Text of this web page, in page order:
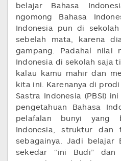
belajar Bahasa
ngomong Bahasa
Indonesia pun di
sebelah mata, karena
gampang. Padahal nilai
Indonesia di sekolah saja
kalau kamu mahir dan
kita ini. Karenanya di
Sastra Indonesia (PBSI)
pengetahuan Bahasa
pelafalan bunyi yang
Indonesia, struktur
sebagainya. Jadi belajar
sekedar “ini Budi” dan